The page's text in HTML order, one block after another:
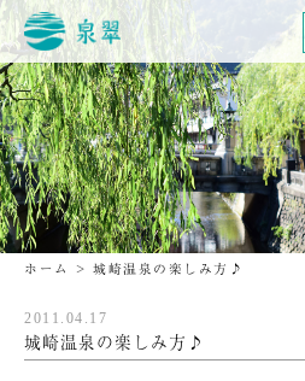
ホーム > 城崎温泉の楽しみ方♪
2011.04.17
城崎温泉の楽しみ方♪